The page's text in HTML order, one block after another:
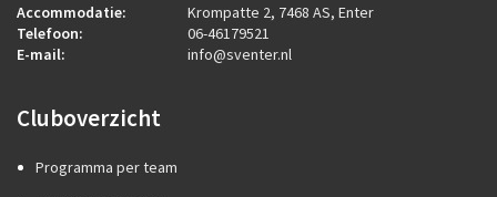
Accommodatie:
Krompatte 2, 7468 AS, Enter
Telefoon:
06-46179521
E-mail:
info@sventer.nl
Cluboverzicht
Programma per team